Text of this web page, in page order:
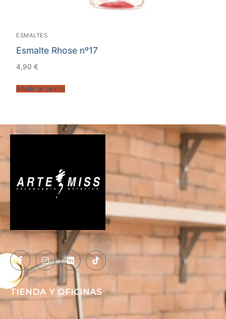
ESMALTES
Esmalte Rhose nº17
4,90 €
Añadir al carrito
TIENDA Y OFICINAS